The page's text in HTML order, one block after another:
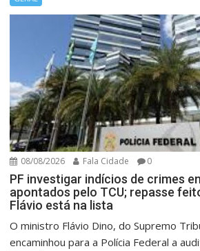
08/08/2026 Fala Cidade 0
PF investigar indícios de crimes
apontados pelo TCU; repasse
Flávio está na lista
O ministro Flávio Dino, do Supremo
encaminhou para a Polícia Federal a